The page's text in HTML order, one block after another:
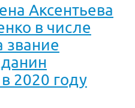
Аксентьева
в числе
звание
2020 году